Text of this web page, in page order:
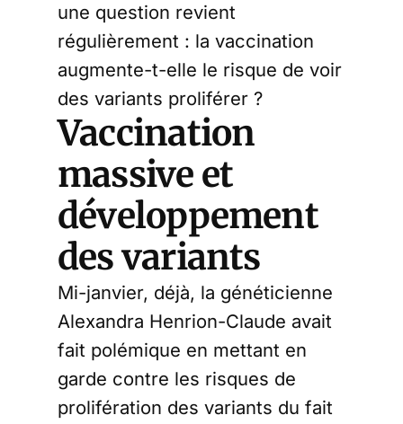
une question revient
régulièrement : la vaccination
augmente-t-elle le risque de voir
des variants proliférer ?
Vaccination
massive et
développement
des variants
Mi-janvier, déjà, la généticienne
Alexandra Henrion-Claude avait
fait polémique en mettant en
garde contre les risques de
prolifération des variants du fait